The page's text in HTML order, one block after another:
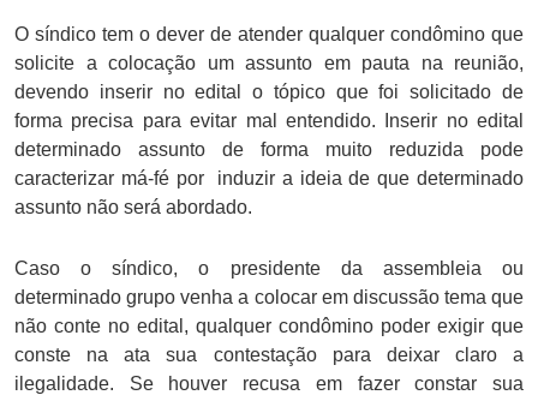
O síndico tem o dever de atender qualquer condômino que
solicite a colocação um assunto em pauta na reunião,
devendo inserir no edital o tópico que foi solicitado de
forma precisa para evitar mal entendido. Inserir no edital
determinado assunto de forma muito reduzida pode
caracterizar má-fé por induzir a ideia de que determinado
assunto não será abordado.
Caso o síndico, o presidente da assembleia ou
determinado grupo venha a colocar em discussão tema que
não conte no edital, qualquer condômino poder exigir que
conste na ata sua contestação para deixar claro a
ilegalidade. Se houver recusa em fazer constar sua